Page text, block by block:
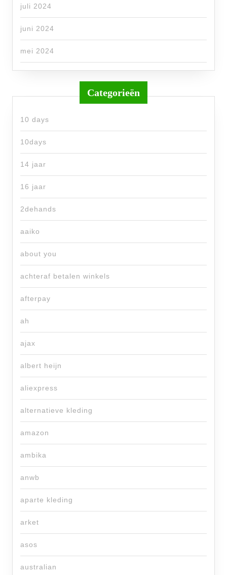
juli 2024
juni 2024
mei 2024
Categorieën
10 days
10days
14 jaar
16 jaar
2dehands
aaiko
about you
achteraf betalen winkels
afterpay
ah
ajax
albert heijn
aliexpress
alternatieve kleding
amazon
ambika
anwb
aparte kleding
arket
asos
australian